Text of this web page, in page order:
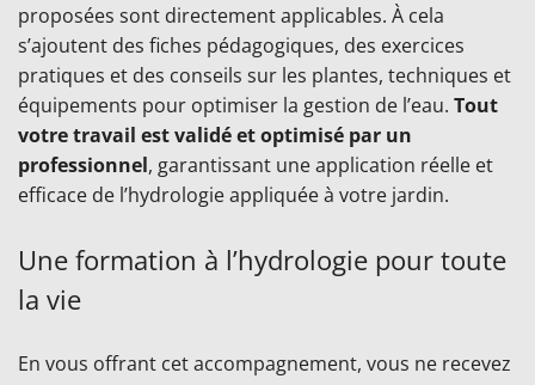
proposées sont directement applicables. À cela
s’ajoutent des fiches pédagogiques, des exercices
pratiques et des conseils sur les plantes, techniques et
équipements pour optimiser la gestion de l’eau. Tout
votre travail est validé et optimisé par un
professionnel, garantissant une application réelle et
efficace de l’hydrologie appliquée à votre jardin.
Une formation à l’hydrologie pour toute
la vie
En vous offrant cet accompagnement, vous ne recevez